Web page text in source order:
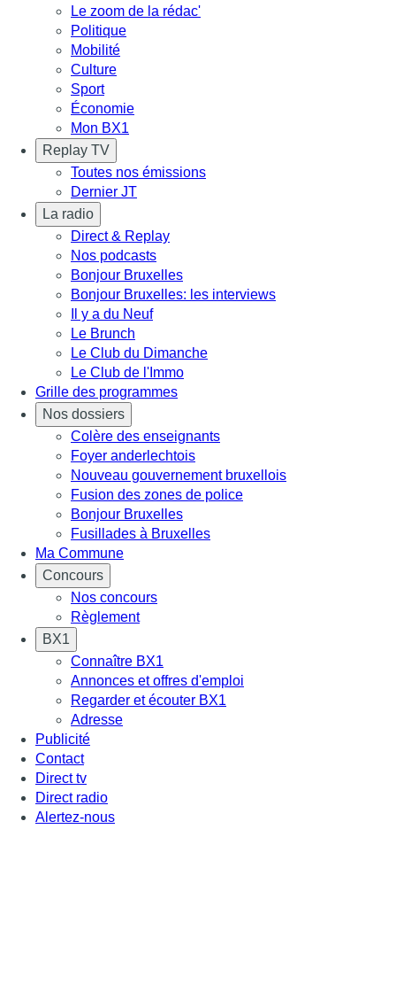
Le zoom de la rédac'
Politique
Mobilité
Culture
Sport
Économie
Mon BX1
Replay TV
Toutes nos émissions
Dernier JT
La radio
Direct & Replay
Nos podcasts
Bonjour Bruxelles
Bonjour Bruxelles: les interviews
Il y a du Neuf
Le Brunch
Le Club du Dimanche
Le Club de l'Immo
Grille des programmes
Nos dossiers
Colère des enseignants
Foyer anderlechtois
Nouveau gouvernement bruxellois
Fusion des zones de police
Bonjour Bruxelles
Fusillades à Bruxelles
Ma Commune
Concours
Nos concours
Règlement
BX1
Connaître BX1
Annonces et offres d'emploi
Regarder et écouter BX1
Adresse
Publicité
Contact
Direct tv
Direct radio
Alertez-nous